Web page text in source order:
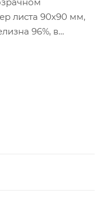
листа 90х90 мм,
96%, в